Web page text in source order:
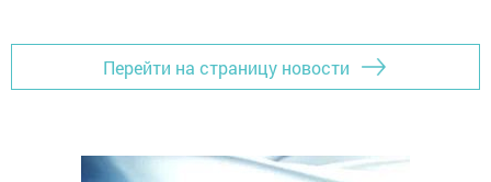
Перейти на страницу новости